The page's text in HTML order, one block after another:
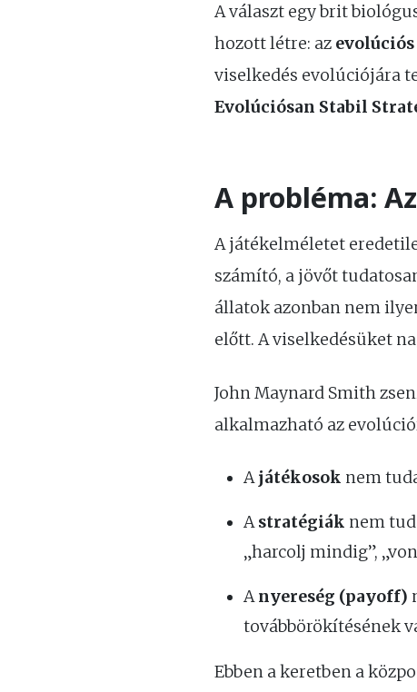
A választ egy brit
hozott létre: az
viselkedés evolúciójára
Evolúciósan Stabil
A probléma:
A játékelméletet
számító, a jövőt
állatok azonban nem
előtt. A viselkedésüket
John Maynard Smith
alkalmazható az
Ajátékosok nem
Astratégiák nem
„harcolj mindig”,
Anyereség (payoff)
továbbörökítésének
Ebben a keretben a